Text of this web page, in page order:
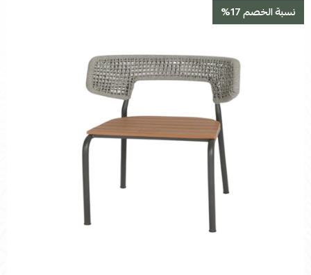
نسبة الخصم 17%